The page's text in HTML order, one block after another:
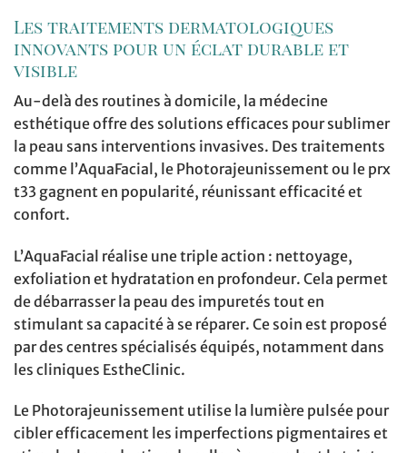
Les traitements dermatologiques
innovants pour un éclat durable et
visible
Au-delà des routines à domicile, la médecine
esthétique offre des solutions efficaces pour sublimer
la peau sans interventions invasives. Des traitements
comme l’AquaFacial, le Photorajeunissement ou le prx
t33 gagnent en popularité, réunissant efficacité et
confort.
L’AquaFacial réalise une triple action : nettoyage,
exfoliation et hydratation en profondeur. Cela permet
de débarrasser la peau des impuretés tout en
stimulant sa capacité à se réparer. Ce soin est proposé
par des centres spécialisés équipés, notamment dans
les cliniques EstheClinic.
Le Photorajeunissement utilise la lumière pulsée pour
cibler efficacement les imperfections pigmentaires et